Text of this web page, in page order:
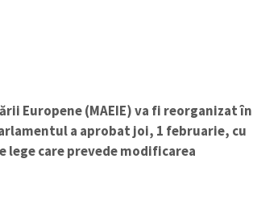
Europene (MAEIE) va fi reorganizat în
a aprobat joi, 1 februarie, cu
care prevede modificarea